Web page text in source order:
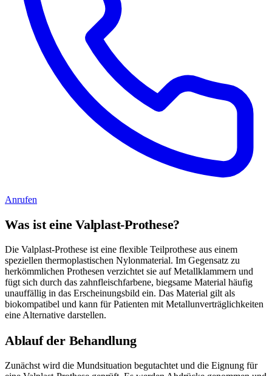
Anrufen
Was ist eine Valplast-Prothese?
Die Valplast-Prothese ist eine flexible Teilprothese aus einem
speziellen thermoplastischen Nylonmaterial. Im Gegensatz zu
herkömmlichen Prothesen verzichtet sie auf Metallklammern und
fügt sich durch das zahnfleischfarbene, biegsame Material häufig
unauffällig in das Erscheinungsbild ein. Das Material gilt als
biokompatibel und kann für Patienten mit Metallunverträglichkeiten
eine Alternative darstellen.
Ablauf der Behandlung
Zunächst wird die Mundsituation begutachtet und die Eignung für